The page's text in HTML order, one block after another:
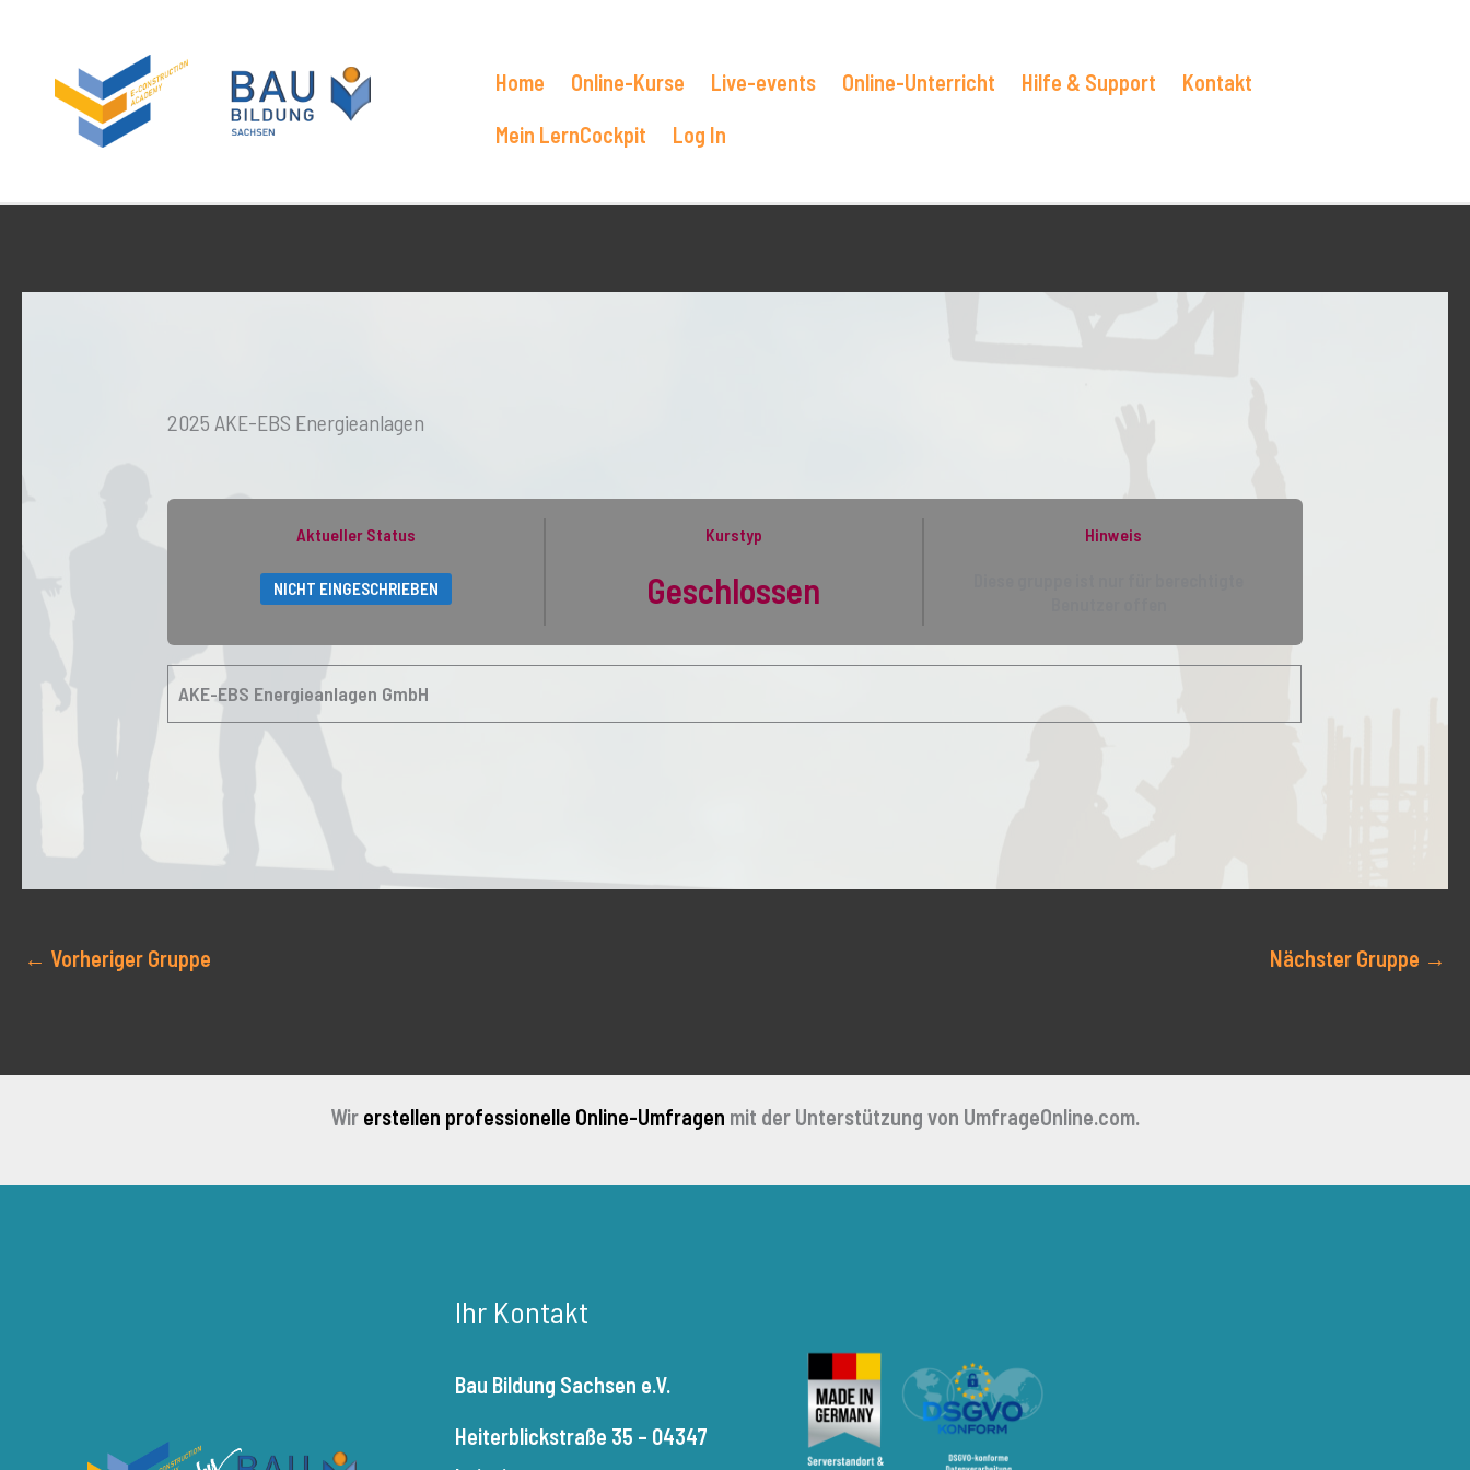
springen
Home Online-Kurse Live-events Online-Unterricht Hilfe & Support
Kontakt
Mein LernCockpit
Log In
2025 AKE-EBS Energieanlagen
Aktueller Status
NICHT EINGESCHRIEBEN
Kurstyp
Geschlossen
Hinweis
AKE-EBS Energieanlagen GmbH
← Vorheriger Gruppe Nächster Gruppe →
Wir erstellen professionelle Online-Umfragen mit der Unterstützung von UmfrageOnline.com.
Ihr Kontakt
Bau Bildung Sachsen e.V.
Heiterblickstraße 35 – 04347